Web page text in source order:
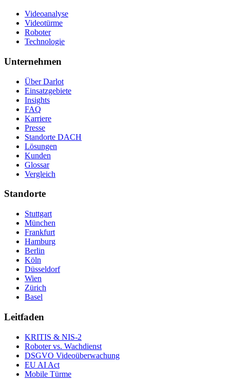
Videoanalyse
Videotürme
Roboter
Technologie
Unternehmen
Über Darlot
Einsatzgebiete
Insights
FAQ
Karriere
Presse
Standorte DACH
Lösungen
Kunden
Glossar
Vergleich
Standorte
Stuttgart
München
Frankfurt
Hamburg
Berlin
Köln
Düsseldorf
Wien
Zürich
Basel
Leitfaden
KRITIS & NIS-2
Roboter vs. Wachdienst
DSGVO Videoüberwachung
EU AI Act
Mobile Türme